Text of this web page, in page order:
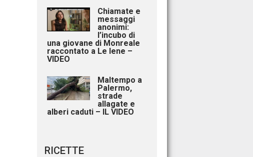
Chiamate e
messaggi
anonimi:
l’incubo di
una giovane di Monreale
raccontato a Le Iene –
VIDEO
Maltempo a
Palermo,
strade
allagate e
alberi caduti – IL VIDEO
RICETTE